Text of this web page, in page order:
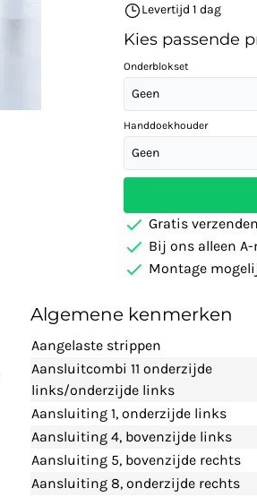
Levertijd 1 dag
Kies passende
Onderblokset
Geen
Handdoekhouder
Geen
Gratis
Bij ons alleen
Montage
Algemene kenmerken
Aangelaste strippen
Aansluitcombi 11 onderzijde
links/onderzijde links
Aansluiting 1, onderzijde links
Aansluiting 4, bovenzijde links
Aansluiting 5, bovenzijde rechts
Aansluiting 8, onderzijde rechts